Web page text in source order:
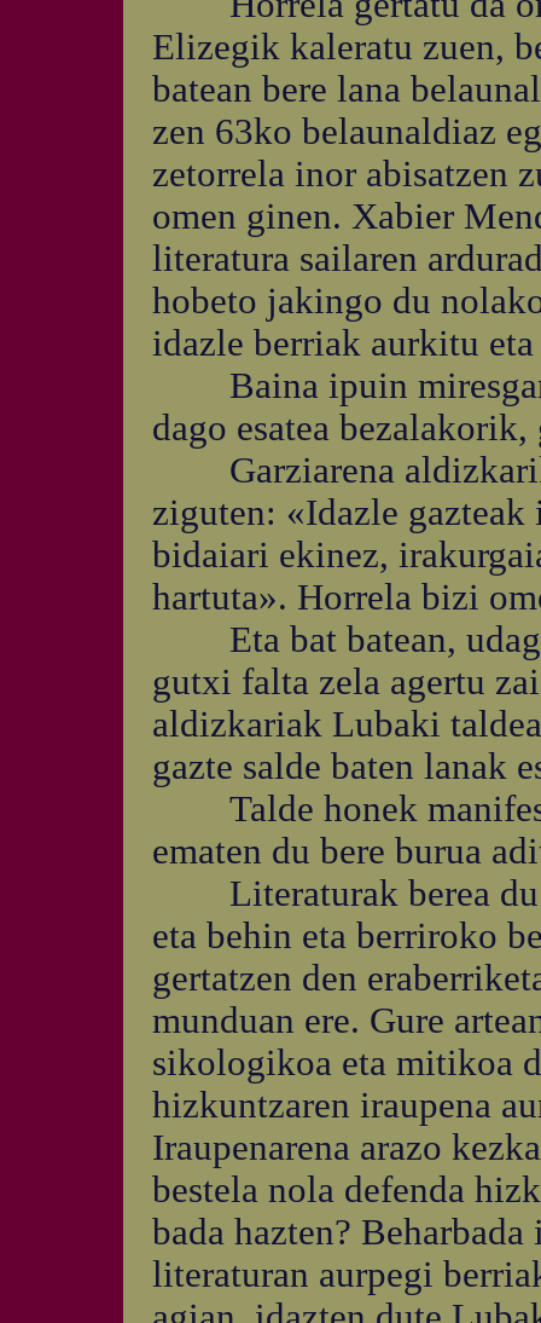
Elizegik kaleratu zuen,
batean bere lana
zen 63ko belaunaldiaz
zetorrela inor abisatzen
omen ginen. Xabier
literatura sailaren
hobeto jakingo du
idazle berriak aurkitu
Baina ipuin
dago esatea
Garziarena
ziguten: «Idazle
bidaiari ekinez,
hartuta». Horrela bizi
Eta bat batean,
gutxi falta zela agertu
aldizkariak Lubaki
gazte salde baten lanak
Talde honek
ematen du bere burua
Literaturak berea du
eta behin eta berriroko
gertatzen den
munduan ere. Gure
sikologikoa eta mitikoa
hizkuntzaren iraupena
Iraupenarena arazo
bestela nola defenda
bada hazten?
literaturan aurpegi